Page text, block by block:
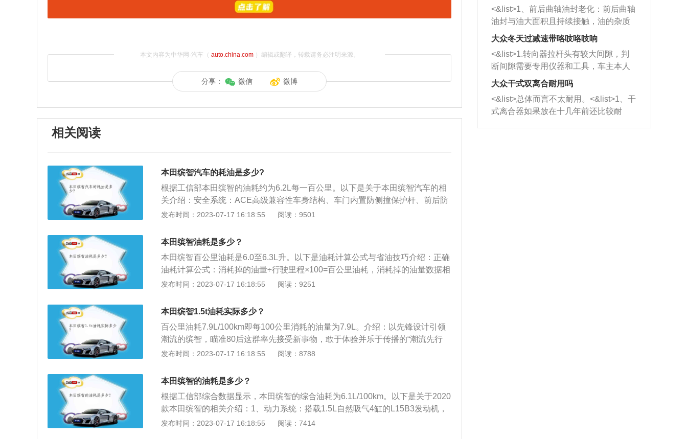
本文内容为中华网·汽车（ auto.china.com）编辑或翻译，转载请务必注明来源。
分享： 微信 微博
相关阅读
本田缤智汽车的耗油是多少?
根据工信部本田缤智的油耗约为6.2L每一百公里。以下是关于本田缤智汽车的相
关介绍：安全系统：ACE高级兼容性车身结构、车门内置防侧撞保护杆、前后防
撞梁、VSA车辆稳定性控制系统、ABS防抱死制动系统等。车型特点：从车身侧
更加硬朗。整体的流线型伸手大众喜爱，这也是能够脱颖而出的原因之一。
发布时间：2023-07-17 16:18:55 阅读：9501
本田缤智油耗是多少？
本田缤智百公里油耗是6.0至6.3L升。以下是油耗计算公式与省油技巧介绍：正确
油耗计算公式：消耗掉的油量÷行驶里程×100=百公里油耗，消耗掉的油量数据相
对比较难取得，一般采用满油箱为初始数据，行驶一段距离后再次加满油箱，最
启动一次的所用燃油持平，发动机空转5分钟的油耗可以让汽车行驶超过1公里。
发布时间：2023-07-17 16:18:55 阅读：9251
本田缤智1.5t油耗实际多少？
百公里油耗7.9L/100km即每100公里消耗的油量为7.9L。介绍：以先锋设计引领
潮流的缤智，瞄准80后这群率先接受新事物，敢于体验并乐于传播的“潮流先行
者”，作为一款开拓80后新世代用户市场的前瞻车型，缤智代表了一种契合年轻群
行。外观：缤智的外观设计理念为“Dynamic-Cross-Solid”，将轿跑车的时尚外观
与SUV张力十足的形象这两种看似矛盾的元素实现了完美融合，并为SUV的设计
指引了新的方向。这样的先锋设计理念，通过充满力量感的前脸、轿跑风格的车
舱、强有力的车身下部以及五种灵动的外观色系得以有力呈现。
发布时间：2023-07-17 16:18:55 阅读：8788
本田缤智的油耗是多少？
根据工信部综合数据显示，本田缤智的综合油耗为6.1L/100km。以下是关于2020
款本田缤智的相关介绍：1、动力系统：搭载1.5L自然吸气4缸的L15B3发动机，
配备无极变速箱和6挡手动变速箱。2、车身尺寸：长宽高分别为4328mm、1772
发布时间：2023-07-17 16:18:55 阅读：7414
西取出来。但如果是因为积碳过多引起
的堵塞，就需要将三元催化器泡在草酸
洗剂对堵塞的情况得到解决，将清洗剂
放在燃油箱中，与燃油混合后，车辆启
动时，就可以和汽油一起进入到燃烧
室，最后形成废气排出，就可以让三元
催化器得到清洗，排气管堵塞的情况就
能够得到解决。
一圈半的练习，往右同样也要打相同的
圈数。 <&list>3、最后强调要反复练
习，这样就可以形成肌肉记忆，在真实
驾驶车辆时，不需要记忆也能打好方
向。
<&list>1、前后曲轴油封老化：前后曲轴
油封与油大面积且持续接触，油的杂质
和发动机内持续温度变化使其密封效果
逐渐减弱，导致渗油或漏油。<&list>2、
活塞间隙过大：积碳会使活塞环与缸体
的间隙扩大，导致机油流入燃烧室中，
造成烧机油。<&list>3、机油粘度。使用
机油粘度过小的话，同样会有烧机油现
象，机油粘度过小具有很好的流动性，
大众冬天过减速带咯吱咯吱响
<&list>1.转向器拉杆头有较大间隙，判
断间隙需要专用仪器和工具，车主本人
无法制作，需要将车辆送到修理厂或4s
店；<&list>2.车辆半轴套管防尘罩破
裂，破裂后会出现漏油现象，使半轴磨
损严重，磨损的半轴容易损坏，产生异
响；<&list>3.稳定器的转向胶套和球头
大众干式双离合耐用吗
<&list>总体而言不太耐用。<&list>1、干
式离合器如果放在十几年前还比较耐